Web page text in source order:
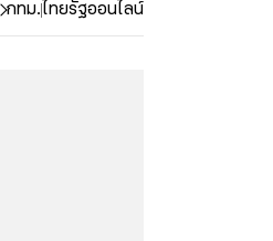
กทม.ไทยรัฐออนไลน์